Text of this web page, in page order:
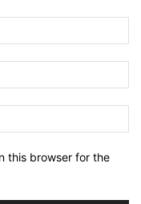
this browser for the